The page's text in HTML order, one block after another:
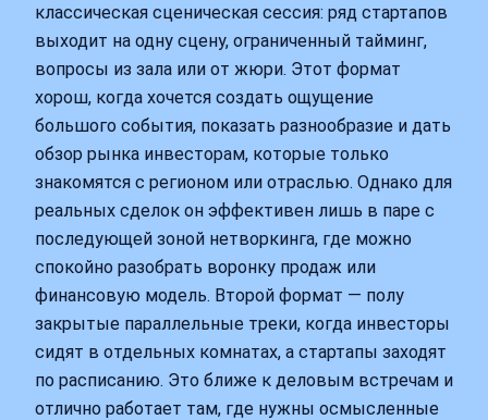
классическая сценическая сессия: ряд стартапов
выходит на одну сцену, ограниченный тайминг,
вопросы из зала или от жюри. Этот формат
хорош, когда хочется создать ощущение
большого события, показать разнообразие и дать
обзор рынка инвесторам, которые только
знакомятся с регионом или отраслью. Однако для
реальных сделок он эффективен лишь в паре с
последующей зоной нетворкинга, где можно
спокойно разобрать воронку продаж или
финансовую модель. Второй формат — полу
закрытые параллельные треки, когда инвесторы
сидят в отдельных комнатах, а стартапы заходят
по расписанию. Это ближе к деловым встречам и
отлично работает там, где нужны осмысленные